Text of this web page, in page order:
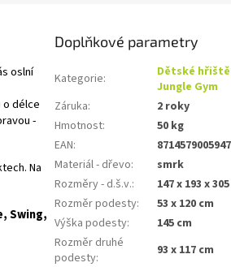
oslní
délce
-
Na
Swing,
Doplňkové parametry
Kategorie:
Dětské hřiště
Jungle Gym
Záruka:
2 roky
Hmotnost:
50 kg
EAN:
8714579005947
Materiál - dřevo:
smrk
Rozměry - d.š.v.:
147 x 193 x
Rozměr podesty:
53 x 120 cm
Výška podesty:
145 cm
Rozměr druhé
podesty:
93 x 117 cm